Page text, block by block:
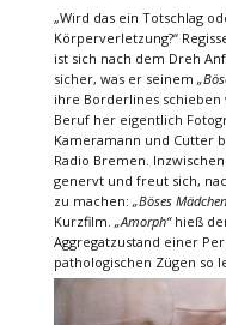
„Wird das ein Totschlag
Körperverletzung?“
ist sich nach dem Dreh
sicher, was er seinem
ihre Borderlines schieben
Beruf her eigentlich
Kameramann und Cutter
Radio Bremen.
genervt und freut sich,
zu machen: „Böses
Kurzfilm. „Amorph“hieß
Aggregatzustand einer
pathologischen Zügen so